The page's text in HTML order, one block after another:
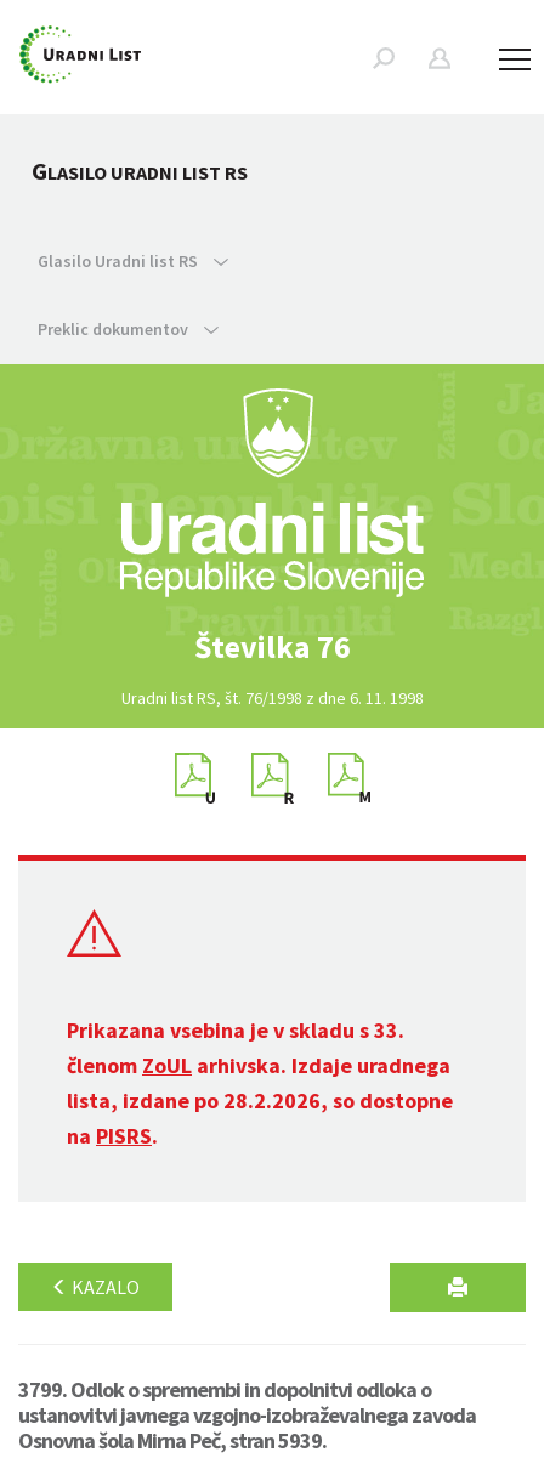
GLASILO URADNI LIST RS
Glasilo Uradni list RS
Preklic dokumentov
Številka 76
Uradni list RS, št. 76/1998 z dne 6. 11. 1998
Prikazana vsebina je v skladu s 33.
členom ZoUL arhivska. Izdaje uradnega
lista, izdane po 28.2.2026, so dostopne
na PISRS.
KAZALO
3799. Odlok o spremembi in dopolnitvi odloka o
ustanovitvi javnega vzgojno-izobraževalnega zavoda
Osnovna šola Mirna Peč, stran 5939.